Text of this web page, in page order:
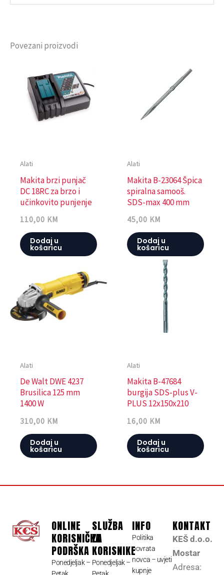
Povezani proizvodi
Alati
Makita brzi punjač
DC 18RC za brzo i
učinkovito punjenje
110,00 KM
Dodaj u
košaricu
Alati
Makita B-23064 Špica
spiralna samooš.
SDS-max 400 mm
45,00 KM
Dodaj u
košaricu
Alati
De Walt DWE 4237
Brusilica 125 mm
1400 W
310,00 KM
Dodaj u
košaricu
Alati
Makita B-47684
burgija SDS-plus V-
PLUS 12x150x210
16,00 KM
Dodaj u
košaricu
ONLINE
KORISNIČKA
PODRŠKA
Ponedjeljak –
SLUŽBA
ZA
KORISNIKE
Ponedjeljak –
INFO
Politika
povrata
novca – uvjeti
kupnje
KONTAKT
KEŠ d.o.o.
Mostar
Adresa: